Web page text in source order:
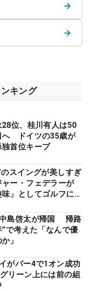
→
→
キング
位、桂川有人は50
へ ドイツの35歳が
首位キープ
のスイングが美しすぎ
ー・フェデラーが
味」としてゴルフに挑
島啓太が帰国 帰路
で考えた「なんで優
」
がパー4で1オン成功
リーン上には前の組